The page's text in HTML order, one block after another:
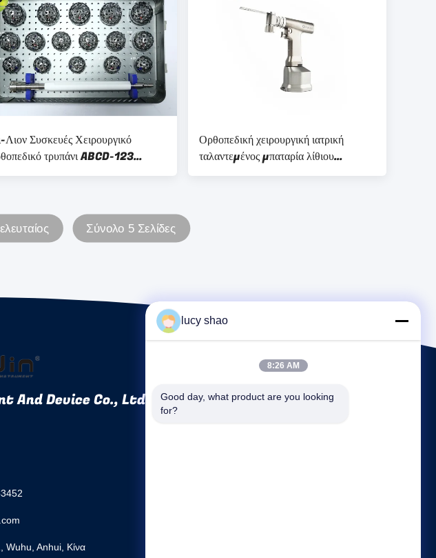
Λιον Συσκευές Χειρουργικό
τρυπάνι ABCD-123
για ορθοπεδικούς
Ορθοπεδική χειρουργική ιατρική
ταλαντεμένος μπαταρία λίθιου
πριονιών κόκκαλων Drive
Σύνολο 5 Σελίδες
And Device Co., Ltd.
Anhui, Κίνα
lucy shao
8:26 AM
Good day, what product are you looking
for?